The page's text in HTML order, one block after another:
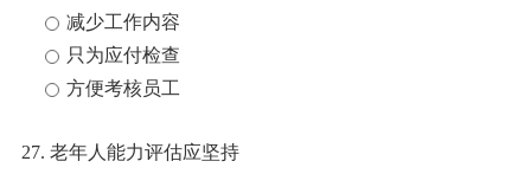
减少工作内容
只为应付检查
方便考核员工
27. 老年人能力评估应坚持